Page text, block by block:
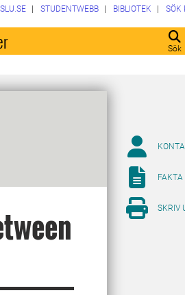
Sök
SLU.SE STUDENTWEBB BIBLIOTEK SÖK
FAKTA
SKRIV